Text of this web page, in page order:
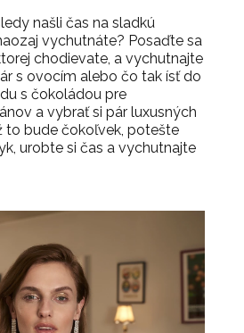
našli čas na sladkú
vychutnáte? Posaďte sa
chodievate, a vychutnajte
s ovocím alebo čo tak ísť do
s čokoládou pre
a vybrať si pár luxusných
to bude čokoľvek, potešte
urobte si čas a vychutnajte